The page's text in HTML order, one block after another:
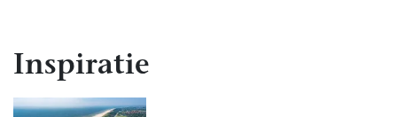
Inspiratie